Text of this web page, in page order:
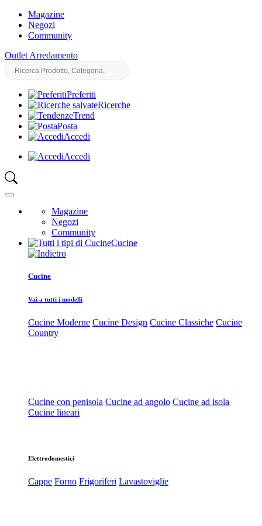
Magazine
Negozi
Community
Outlet Arredamento
Preferiti
Ricerche
Trend
Posta
Accedi
Accedi
Magazine
Negozi
Community
Cucine
Cucine
Vai a tutti i modelli
Cucine Moderne Cucine Design Cucine Classiche Cucine
Country
Cucine con penisola Cucine ad angolo Cucine ad isola
Cucine lineari
Elettrodomestici
Cappe Forno Frigoriferi Lavastoviglie